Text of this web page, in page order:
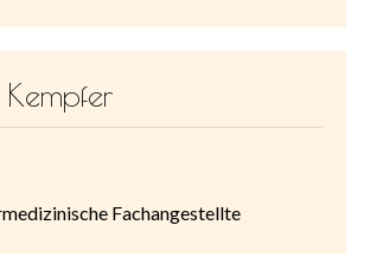
Fachangestellte